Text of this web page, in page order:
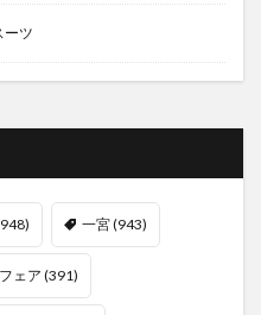
ーツ
一宮(943)
ェア (391)